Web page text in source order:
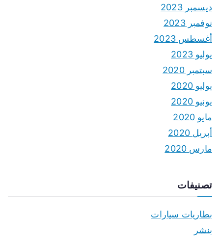
ديسمبر 2023
نوفمبر 2023
أغسطس 2023
يوليو 2023
سبتمبر 2020
يوليو 2020
يونيو 2020
مايو 2020
أبريل 2020
مارس 2020
تصنيفات
بطاريات سيارات
بنشر